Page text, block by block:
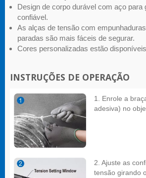
Design de corpo durável com aço para
confiável.
As alças de tensão com
paradas são mais fáceis de segurar.
Cores personalizadas estão
INSTRUÇÕES DE OPERAÇÃO
1. Enrole a
adesiva) no
2. Ajuste as
tensão girando